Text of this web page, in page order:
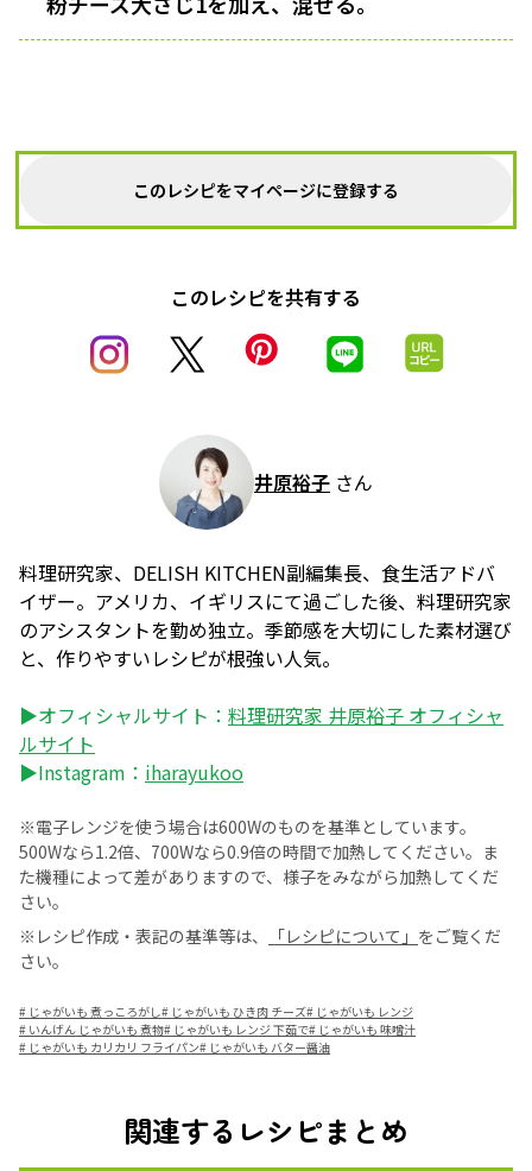
このレシピをマイページに登録する
このレシピを共有する
井原裕子 さん
料理研究家、DELISH KITCHEN副編集長、食生活アドバ
イザー。アメリカ、イギリスにて過ごした後、料理研究家
のアシスタントを勤め独立。季節感を大切にした素材選び
と、作りやすいレシピが根強い人気。
▶オフィシャルサイト： 料理研究家 井原裕子 オフィシャ
ルサイト
▶Instagram： iharayukoo
※電子レンジを使う場合は600Wのものを基準としています。
500Wなら1.2倍、700Wなら0.9倍の時間で加熱してください。ま
た機種によって差がありますので、様子をみながら加熱してくだ
さい。
※レシピ作成・表記の基準等は、
「レシピについて」 をご覧くだ
さい。
# じゃがいも 煮っころがし# じゃがいも ひき肉 チーズ# じゃがいも レンジ
# いんげん じゃがいも 煮物# じゃがいも レンジ 下茹で# じゃがいも 味噌汁
# じゃがいも カリカリ フライパン# じゃがいも バター醤油
関連するレシピまとめ